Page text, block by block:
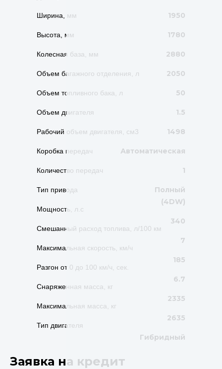
Ширина, мм
Высота, мм
Колесная база, мм
Объем багажного отделения, л
Объем топливного бака, л
Объем двигателя
Рабочий объем двигателя, см3
Коробка передач
Количество передач
1950
1780
2880
2050
50
1.5
1498
Автоматическая
1
Тип привода
Мощность, л.с
Смешанный расход топлива, л/100 км
Максимальная скорость, км/ч
Разгон от 0 до 100 км/ч, сек.
Снаряженная масса, кг
Максимальная масса, кг
Тип двигателя
Полный
(4DW)
340
7
185
6.7
2335
2635
Гибридный
Заявка на кредит